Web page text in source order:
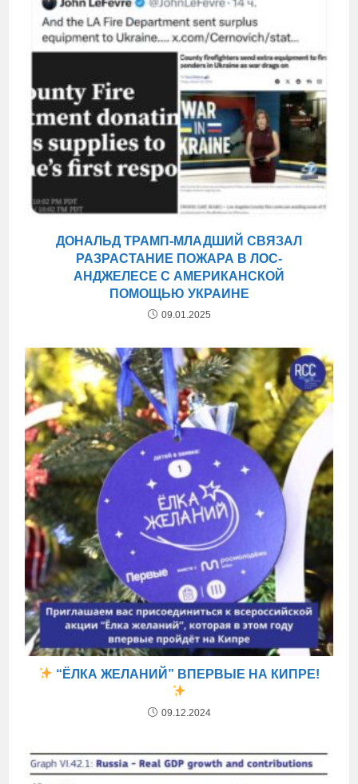
ДОНАЛЬД ТРАМП-МЛАДШИЙ СВЯЗАЛ
РАЗРАСТАНИЕ ПОЖАРА В ЛОС-
АНДЖЕЛЕСЕ С АМЕРИКАНСКОЙ
ПОМОЩЬЮ УКРАИНЕ
09.01.2025
“ЁЛКА ЖЕЛАНИЙ” ВПЕРВЫЕ НА КИПРЕ!
09.12.2024